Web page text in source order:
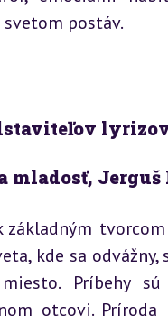
postáv.
mladosť,
kde sa
Príbehy
otcovi.